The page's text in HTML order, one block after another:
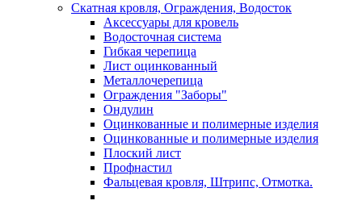
Скатная кровля, Ограждения, Водосток
Аксессуары для кровель
Водосточная система
Гибкая черепица
Лист оцинкованный
Металлочерепица
Ограждения "Заборы"
Ондулин
Оцинкованные и полимерные изделия
Оцинкованные и полимерные изделия
Плоский лист
Профнастил
Фальцевая кровля, Штрипс, Отмотка.